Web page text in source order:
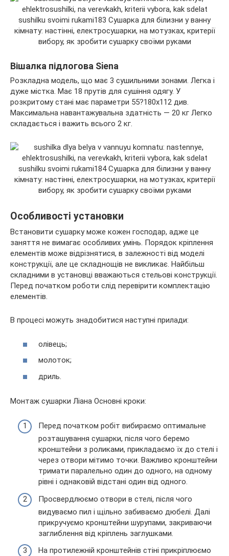
Вішалка підлогова Siena
Розкладна модель, що має 3 сушильними зонами. Легка і
дуже містка. Має 18 прутів для сушіння одягу. У
розкритому стані має параметри 55?180х112 див.
Максимальна навантажувальна здатність — 20 кг Легко
складається і важить всього 2 кг.
Особливості установки
Встановити сушарку може кожен господар, адже це
заняття не вимагає особливих умінь. Порядок кріплення
елементів може відрізнятися, в залежності від моделі
конструкції, але це складнощів не викликає. Найбільш
складними в установці вважаються стельові конструкції.
Перед початком роботи слід перевірити комплектацію
елементів.
В процесі можуть знадобитися наступні прилади:
олівець;
молоток;
дриль.
Монтаж сушарки Ліана Основні кроки:
Перед початком робіт вибираємо оптимальне
розташування сушарки, після чого беремо
кронштейни з роликами, прикладаємо їх до стелі і
через отвори мітимо точки. Важливо кронштейни
тримати паралельно один до одного, на одному
рівні і однаковій відстані один від одного.
Просвердлюємо отвори в стелі, після чого
видуваємо пил і щільно забиваємо дюбелі. Далі
прикручуємо кронштейни шурупами, закриваючи
заглиблення від кріплень заглушками.
На протилежній кронштейнів стіні прикріплюємо